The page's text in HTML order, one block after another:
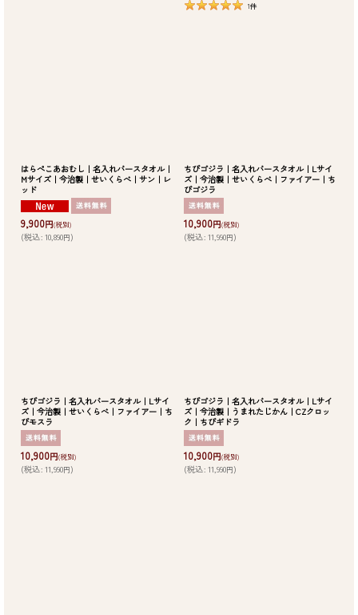
1件
はらぺこあおむし｜名入れバースタオル｜
Mサイズ｜今治製｜せいくらべ｜サン｜レ
ッド
9,900円(税別)
(税込: 10,890円)
ちびゴジラ｜名入れバースタオル｜Lサイ
ズ｜今治製｜せいくらべ｜ファイアー｜ち
びゴジラ
10,900円(税別)
(税込: 11,990円)
ちびゴジラ｜名入れバースタオル｜Lサイ
ズ｜今治製｜せいくらべ｜ファイアー｜ち
びモスラ
10,900円(税別)
(税込: 11,990円)
ちびゴジラ｜名入れバースタオル｜Lサイ
ズ｜今治製｜うまれたじかん｜CZクロッ
ク｜ちびギドラ
10,900円(税別)
(税込: 11,990円)